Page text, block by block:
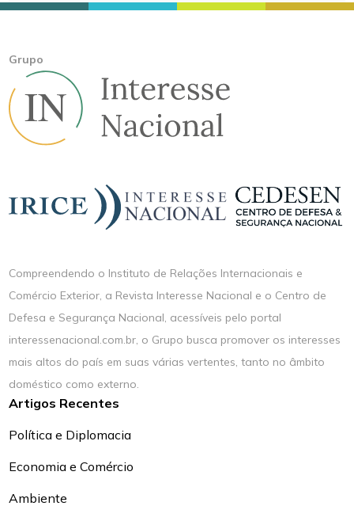
Grupo
Compreendendo o Instituto de Relações Internacionais e
Comércio Exterior, a Revista Interesse Nacional e o Centro de
Defesa e Segurança Nacional, acessíveis pelo portal
interessenacional.com.br, o Grupo busca promover os interesses
mais altos do país em suas várias vertentes, tanto no âmbito
doméstico como externo.
Artigos Recentes
Política e Diplomacia
Economia e Comércio
Ambiente